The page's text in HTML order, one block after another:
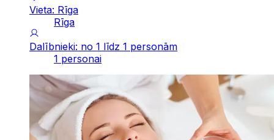
Vieta: Rīga
Rīga
Dalībnieki: no 1 līdz 1 personām
1 personai